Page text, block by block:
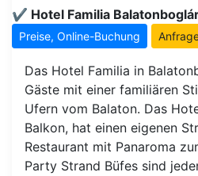
✔️ Hotel Familia
Preise, Online-Buchung
Das Hotel Familia in
Gäste mit einer familiären
Ufern vom Balaton. Das
Balkon, hat einen eigenen
Restaurant mit Panaroma
Party Strand Büfes sind